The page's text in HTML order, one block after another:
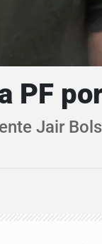
PF
Jair